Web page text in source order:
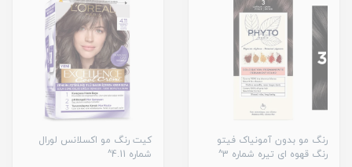
رنگ مو بدون آمونیاک فیتو
رنگ قهوه ای تیره شماره 3^
کیت رنگ مو اکسلانس لورال
شماره 4.11^